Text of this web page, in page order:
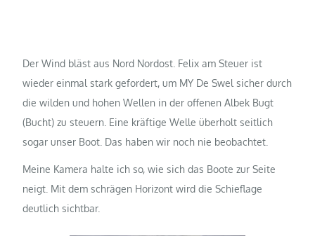
Der Wind bläst aus Nord Nordost. Felix am Steuer ist
wieder einmal stark gefordert, um MY De Swel sicher durch
die wilden und hohen Wellen in der offenen Albek Bugt
(Bucht) zu steuern. Eine kräftige Welle überholt seitlich
sogar unser Boot. Das haben wir noch nie beobachtet.
Meine Kamera halte ich so, wie sich das Boote zur Seite
neigt. Mit dem schrägen Horizont wird die Schieflage
deutlich sichtbar.